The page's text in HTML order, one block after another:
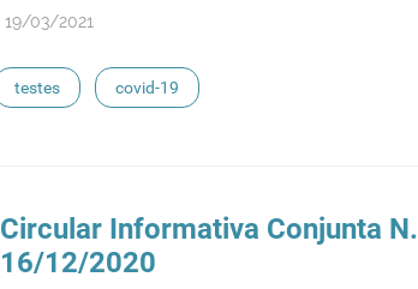
19/03/2021
testes covid-19
Circular Informativa Conjunta
16/12/2020